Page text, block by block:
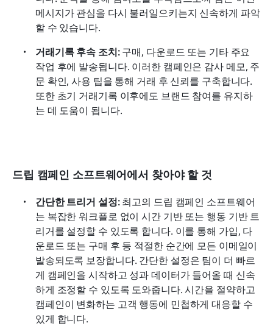
메시지가 관심을 다시 불러일으키는지 신속하게 파악
할 수 있습니다.
거래기록 후속 조치: 구매, 다운로드 또는 기타 주요
작업 후에 발송됩니다. 이러한 캠페인은 감사 메모, 주
문 확인, 사용 팁을 통해 거래 후 신뢰를 구축합니다.
또한 초기 거래기록 이후에도 브랜드 참여를 유지하
는 데 도움이 됩니다.
드립 캠페인 소프트웨어에서 찾아야 할 것
간단한 트리거 설정: 최고의 드립 캠페인 소프트웨어
는 복잡한 워크플로 없이 시간 기반 또는 행동 기반 트
리거를 설정할 수 있도록 합니다. 이를 통해 가입, 다
운로드 또는 구매 후 등 적절한 순간에 모든 이메일이
발송되도록 보장합니다. 간단한 설정은 팀이 더 빠르
게 캠페인을 시작하고 성과 데이터가 들어올 때 신속
하게 조정할 수 있도록 도와줍니다. 시간을 절약하고
캠페인이 변화하는 고객 행동에 민첩하게 대응할 수
있게 합니다.